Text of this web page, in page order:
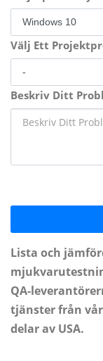
Välj Ett
Beskriv Ditt
Lista och
QA-
tjänster från
delar av USA.